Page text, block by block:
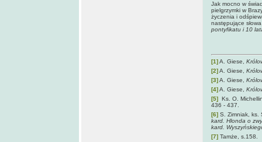
Jak mocno w
pielgrzymki w
życzenia i
następujące
pontyfikatu i 10
[1]A. Giese,
[2]A. Giese,
[3]A. Giese,
[4]A. Giese,
[5] Ks. O.
436 - 437.
[6] S. Zimniak, ks.
kard. Hlonda o
kard.
[7] Tamże, s.158.